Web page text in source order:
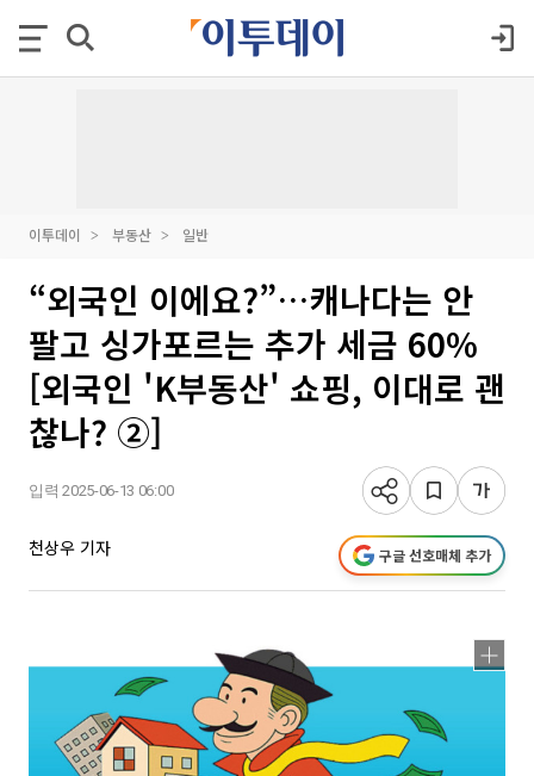
이투데이 부동산 일반
“외국인 이에요?”…캐나다는 안
팔고 싱가포르는 추가 세금 60%
[외국인 'K부동산' 쇼핑, 이대로 괜
찮나? ②]
입력 2025-06-13 06:00
천상우 기자 구글 선호매체 추가